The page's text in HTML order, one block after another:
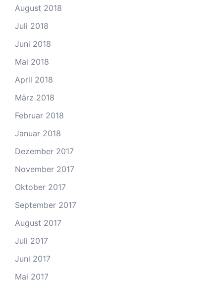
August 2018
Juli 2018
Juni 2018
Mai 2018
April 2018
März 2018
Februar 2018
Januar 2018
Dezember 2017
November 2017
Oktober 2017
September 2017
August 2017
Juli 2017
Juni 2017
Mai 2017